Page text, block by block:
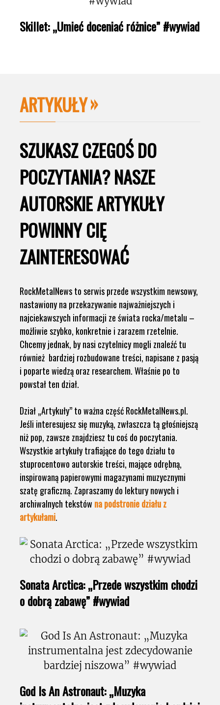
Skillet: „Umieć doceniać różnice” #wywiad
ARTYKUŁY
SZUKASZ CZEGOŚ DO
POCZYTANIA? NASZE
AUTORSKIE ARTYKUŁY
POWINNY CIĘ
ZAINTERESOWAĆ
RockMetalNews to serwis przede wszystkim newsowy,
nastawiony na przekazywanie najważniejszych i
najciekawszych informacji ze świata rocka/metalu –
możliwie szybko, konkretnie i zarazem rzetelnie.
Chcemy jednak, by nasi czytelnicy mogli znaleźć tu
również bardziej rozbudowane treści, napisane z pasją
i poparte wiedzą oraz researchem. Właśnie po to
powstał ten dział.
Dział „Artykuły” to ważna część RockMetalNews.pl.
Jeśli interesujesz się muzyką, zwłaszcza tą głośniejszą
niż pop, zawsze znajdziesz tu coś do poczytania.
Wszystkie artykuły trafiające do tego działu to
stuprocentowo autorskie treści, mające odrębną,
inspirowaną papierowymi magazynami muzycznymi
szatę graficzną. Zapraszamy do lektury nowych i
archiwalnych tekstów na podstronie działu z
artykułami.
Sonata Arctica: „Przede wszystkim chodzi
o dobrą zabawę” #wywiad
God Is An Astronaut: „Muzyka